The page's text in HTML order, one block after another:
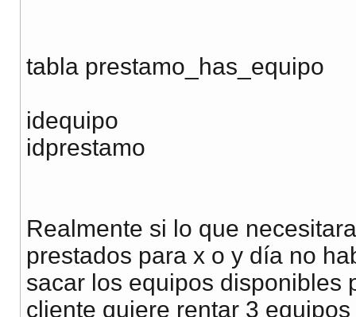
tabla prestamo_has_equipo
idequipo
idprestamo
Realmente si lo que
prestados para x o y día no
sacar los equipos disponibles
cliente quiere rentar 3